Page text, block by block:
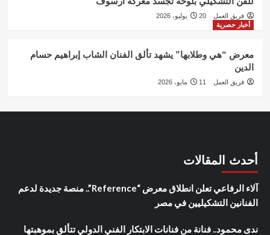
فريق العمل
20 يوليو، 2026
أخبار حصرية
معرض “هي وطلابها” يشهد تألق الفنان الشاب إبراهيم حسام
الدين
فريق العمل 11 مايو، 2026
أحدث المقالات
آلاء الرفاعي تعلن انطلاق معرض “Reference”.. منصة جديدة لدعم
الفنانين التشكيليين في مصر
ندى محمود.. فنانة من فنانات الابتكار الفني الدولي تتألق بموهبتها